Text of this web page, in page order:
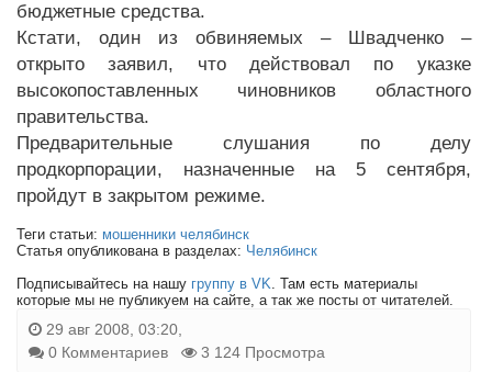
бюджетные средства.
Кстати, один из обвиняемых – Швадченко –
открыто заявил, что действовал по указке
высокопоставленных чиновников областного
правительства.
Предварительные слушания по делу
продкорпорации, назначенные на 5 сентября,
пройдут в закрытом режиме.
Теги статьи: мошенники челябинск
Статья опубликована в разделах: Челябинск
Подписывайтесь на нашу группу в VK. Там есть материалы
которые мы не публикуем на сайте, а так же посты от читателей.
29 авг 2008, 03:20,
0 Комментариев
3 124 Просмотра